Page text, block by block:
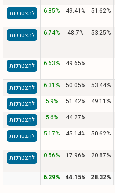
51.62%
49.41%
6.85% להצטרפות
53.25%
48.7%
6.74% להצטרפות
49.65%
6.63% להצטרפות
53.44%
50.05%
6.31%
להצטרפות
49.11%
51.42%
5.9%
להצטרפות
44.27%
5.6%
להצטרפות
50.62%
45.14%
5.17% להצטרפות
20.87%
17.96%
0.56% להצטרפות
28.32%
44.15%
6.29%